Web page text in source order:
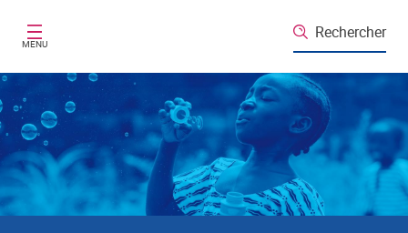
MENU
Rechercher